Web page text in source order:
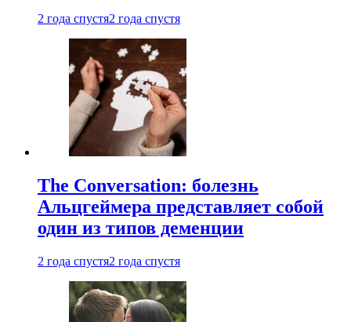
2 года спустя2 года спустя
The Conversation: болезнь
Альцгеймера представляет собой
один из типов деменции
2 года спустя2 года спустя